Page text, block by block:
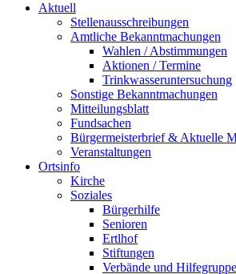
Aktuell
Stellenausschreibungen
Amtliche Bekanntmachungen
Wahlen / Abstimmungen
Aktionen / Termine
Trinkwasseruntersuchung
Sonstige Bekanntmachungen
Mitteilungsblatt
Fundsachen
Bürgermeisterbrief & Aktuelle
Veranstaltungen
Ortsinfo
Kirche
Soziales
Bürgerhilfe
Senioren
Ertlhof
Stiftungen
Verbände und